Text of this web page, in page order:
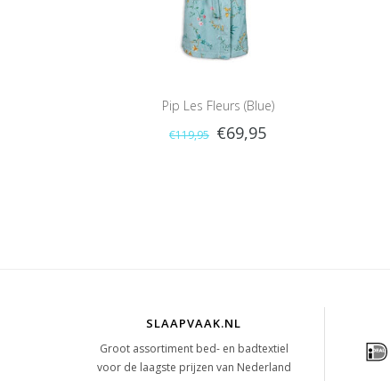
Pip Les Fleurs (Blue)
€119,95 €69,95
SLAAPVAAK.NL
Groot assortiment bed- en badtextiel
voor de laagste prijzen van Nederland